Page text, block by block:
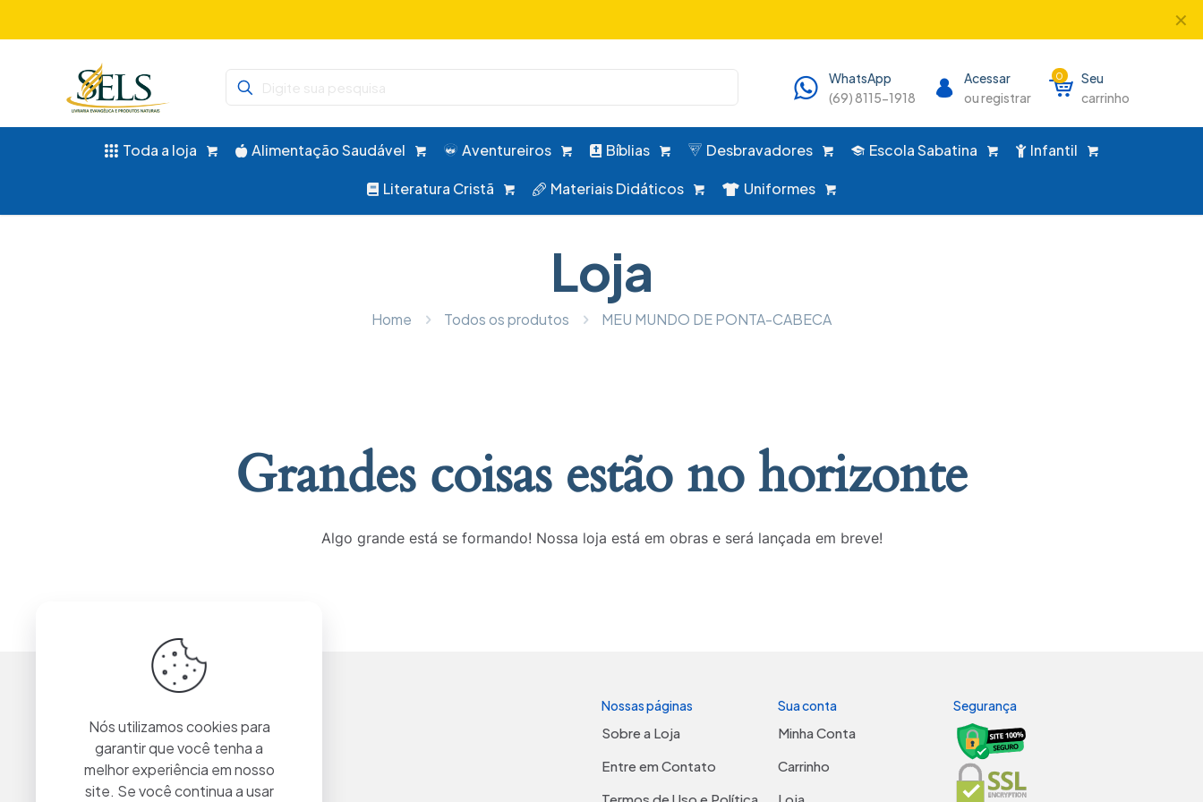
✕
WhatsApp
(69) 8115-1918
Acessar
ou registrar
0
Seu
carrinho
Toda a loja Alimentação Saudável Aventureiros Bíblias Desbravadores Escola Sabatina Infantil
Literatura Cristã Materiais Didáticos Uniformes
Loja
Home Todos os produtos MEU MUNDO DE PONTA-CABECA
Grandes coisas estão no horizonte
Algo grande está se formando! Nossa loja está em obras e será lançada em breve!
Nossas páginas
Sobre a Loja
Entre em Contato
Termos de Uso e Política
Sua conta
Minha Conta
Carrinho
Loja
Segurança
Nós utilizamos cookies para
garantir que você tenha a
melhor experiência em nosso
site. Se você continua a usar